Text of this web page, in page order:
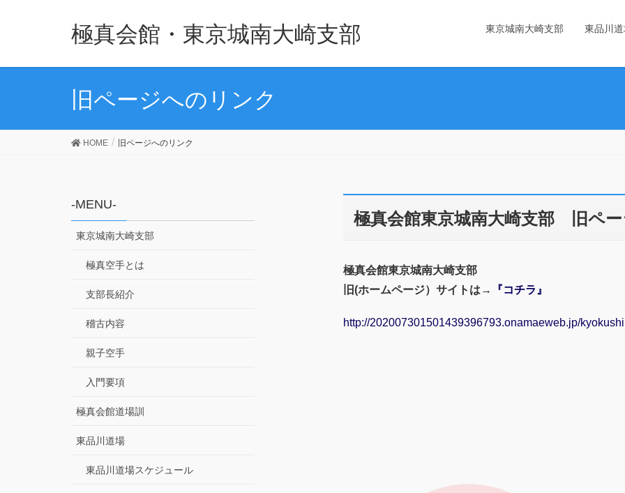
極真会館・東京城南大崎支部 東京城南大崎支部 東品川
旧ページへのリンク
HOME 旧ページへのリンク
極真会館東京城南大崎支部 旧ペ
極真会館東京城南大崎支部
旧(ホームページ）サイトは → 『コチラ』
http://202007301501439396793.onamaeweb.jp/
-MENU-
東京城南大崎支部
極真空手とは
支部長紹介
稽古内容
親子空手
入門要項
極真会館道場訓
東品川道場
東品川道場スケジュール